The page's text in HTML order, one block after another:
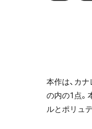
本作は、カ
の内の1点。
ルとポリュ